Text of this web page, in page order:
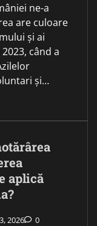
ne-a
are culoare
și ai
când a
și…
aplică
2026 0